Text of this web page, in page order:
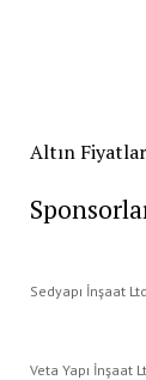
Altın
Sedyapı İnşaat
Veta Yapı İnşaat